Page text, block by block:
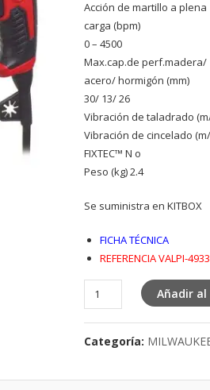
Acción de martillo a plena
carga (bpm)
0 – 4500
Max.cap.de perf.madera/
acero/ hormigón (mm)
30/ 13/ 26
Vibración de taladrado
Vibración de cincelado (m/
FIXTEC™ N o
Peso (kg) 2.4
Se suministra en KITBOX
FICHA TÉCNICA
REFERENCIA VALPI-
MARTILLO
DE
4
MODOS
PLUS
Añadir
Categoría: